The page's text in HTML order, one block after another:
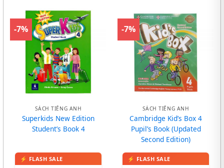
-7%
SÁCH TIẾNG ANH
Superkids New Edition
Student’s Book 4
-7%
SÁCH TIẾNG ANH
Cambridge Kid’s Box 4
Pupil’s Book (Updated
Second Edition)